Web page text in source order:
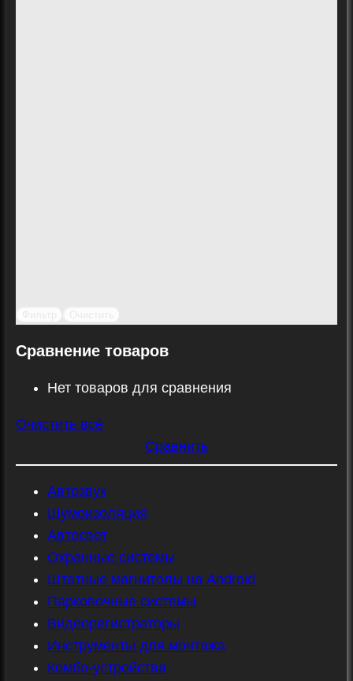
Сравнение товаров
Нет товаров для сравнения
Очистить всё
Сравнить
Автозвук
Шумоизоляция
Автосвет
Охранные системы
Штатные магнитолы на Android
Парковочные системы
Видеорегистраторы
Инструменты для монтажа
Комбо-устройства